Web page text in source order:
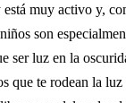
muy activo y,
son
ser luz en la
que te rodean la luz